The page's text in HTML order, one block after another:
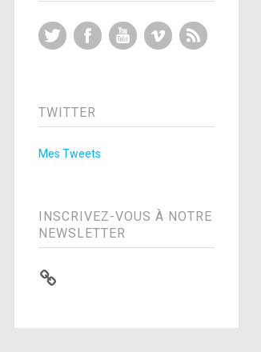
Twitter FacebookYouTubeVimeo
TWITTER
Mes Tweets
INSCRIVEZ-VOUS À NOTRE
NEWSLETTER